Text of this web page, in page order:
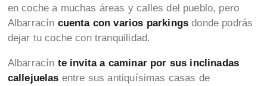
en coche a muchas áreas y calles del pueblo, pero
Albarracín cuenta con varios parkings donde podrás
dejar tu coche con tranquilidad.
Albarracín te invita a caminar por sus inclinadas
callejuelas entre sus antiquísimas casas de